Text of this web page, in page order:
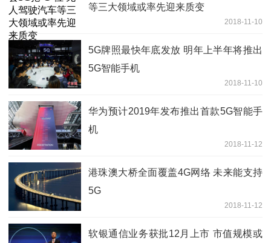
等三大领域或率先迎来质变
2018-11-10
5G牌照最快年底发放 明年上半年将推出
5G智能手机
2018-11-10
华为预计2019年发布推出首款5G智能手
机
2018-11-12
港珠澳大桥全面覆盖4G网络 未来能支持
5G
2018-11-12
软银通信业务获批12月上市 市值规模或